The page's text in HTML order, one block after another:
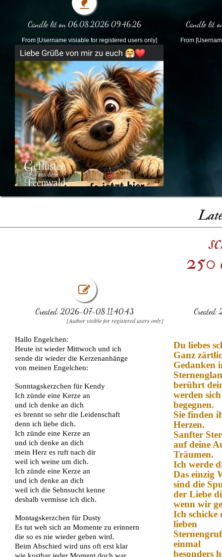
Candle lit on 06.08.2026 09:46:26
From [Username visiable for registered users only]
Candle lit
From
250
Created: 2026-07-08 11:40:43
[Author visible for registered users only]
Hallo Engelchen:
Heute ist wieder Mittwoch und ich
sende dir wieder die Kerzenanhänge
von meinen Engelchen:
Sonntagskerzchen für Kendy
Ich zünde eine Kerze an
und ich denke an dich
es brennt so sehr die Leidenschaft
denn ich liebe dich.
Ich zünde eine Kerze an
und ich denke an dich
mein Herz es ruft nach dir
weil ich weine um dich.
Ich zünde eine Kerze an
und ich denke an dich
weil ich die Sehnsucht kenne
deshalb vermisse ich dich.
Montagskerzchen für Dusty
Es tut weh sich an Momente zu erinnern
die so es nie wieder geben wird.
Beim Abschied wird uns oft erst klar
Du liebes
Ganz
Gedanken
berührt
werden
begegnen.
Sie finden
Herzen.
Sanfter
auf deine
Träumen.
Ich werde
Das einzig
sind die
der Liebe
wenn wir
Ich schicke
lieben
einmal
besonders